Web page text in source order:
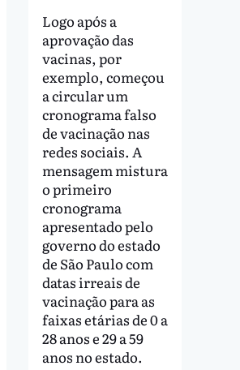
Logo após a
aprovação das
vacinas, por
exemplo, começou
a circular um
cronograma falso
de vacinação nas
redes sociais. A
mensagem mistura
o primeiro
cronograma
apresentado pelo
governo do estado
de São Paulo com
datas irreais de
vacinação para as
faixas etárias de 0 a
28 anos e 29 a 59
anos no estado.